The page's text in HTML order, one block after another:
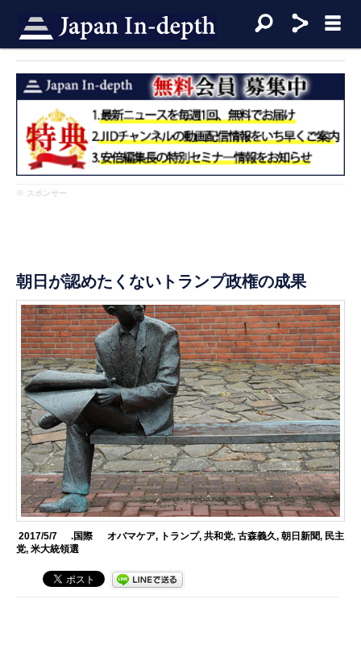
※ スポンサー
朝日が認めたくないトランプ政権の成果
2017/5/7 .国際 オバマケア, トランプ, 共和党, 古森義久, 朝日新聞, 民主
党,米大統領選